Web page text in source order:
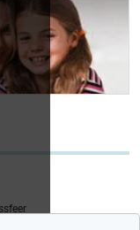
Virginie De
Wilde